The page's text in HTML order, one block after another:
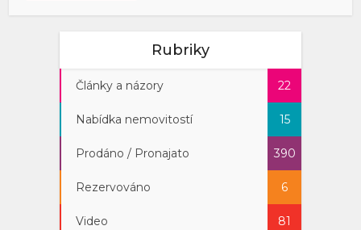
Rubriky
Články a názory 22
Nabídka nemovitostí 15
Prodáno / Pronajato 390
Rezervováno 6
Video 81